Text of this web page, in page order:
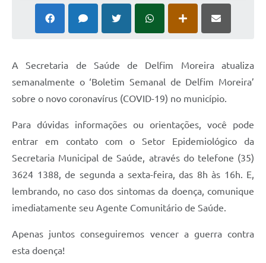
Conheça Delfim Moreira
JORNADA DO PATRIMÔNIO
Arquivos para Download
Links
Contratos
A Secretaria de Saúde de Delfim Moreira atualiza
semanalmente o ‘Boletim Semanal de Delfim Moreira’
sobre o novo coronavírus (COVID-19) no município.
Para dúvidas informações ou orientações, você pode
entrar em contato com o Setor Epidemiológico da
Secretaria Municipal de Saúde, através do telefone (35)
3624 1388, de segunda a sexta-feira, das 8h às 16h. E,
lembrando, no caso dos sintomas da doença, comunique
imediatamente seu Agente Comunitário de Saúde.
Apenas juntos conseguiremos vencer a guerra contra
esta doença!